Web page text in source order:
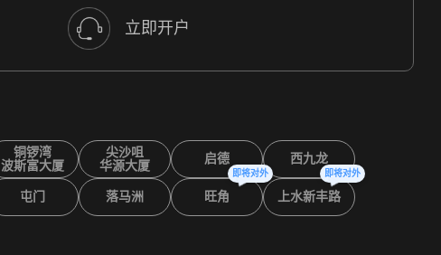
立即开户
铜锣湾
波斯富大厦
尖沙咀
华源大厦
启德 西九龙
屯门 落马洲 旺角
即将对外
上水新丰路
即将对外